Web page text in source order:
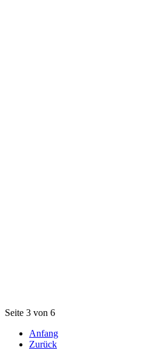
Seite 3 von 6
Anfang
Zurück